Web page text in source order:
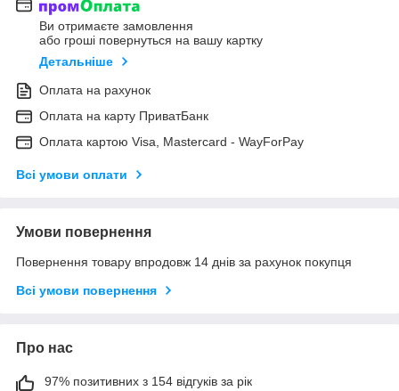
Ви отримаєте замовлення
або гроші повернуться на вашу картку
Детальніше
Оплата на рахунок
Оплата на карту ПриватБанк
Оплата картою Visa, Mastercard - WayForPay
Всі умови оплати
Умови повернення
Повернення товару впродовж 14 днів за рахунок покупця
Всі умови повернення
Про нас
97% позитивних з 154 відгуків за рік